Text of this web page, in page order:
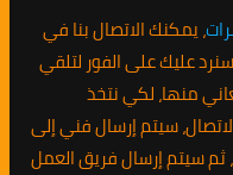
، يمكنك الاتصال بنا في
عليك على الفور لتلقي
منها، لكي نتخذ
سيتم إرسال فني إلى
سيتم إرسال فريق العمل